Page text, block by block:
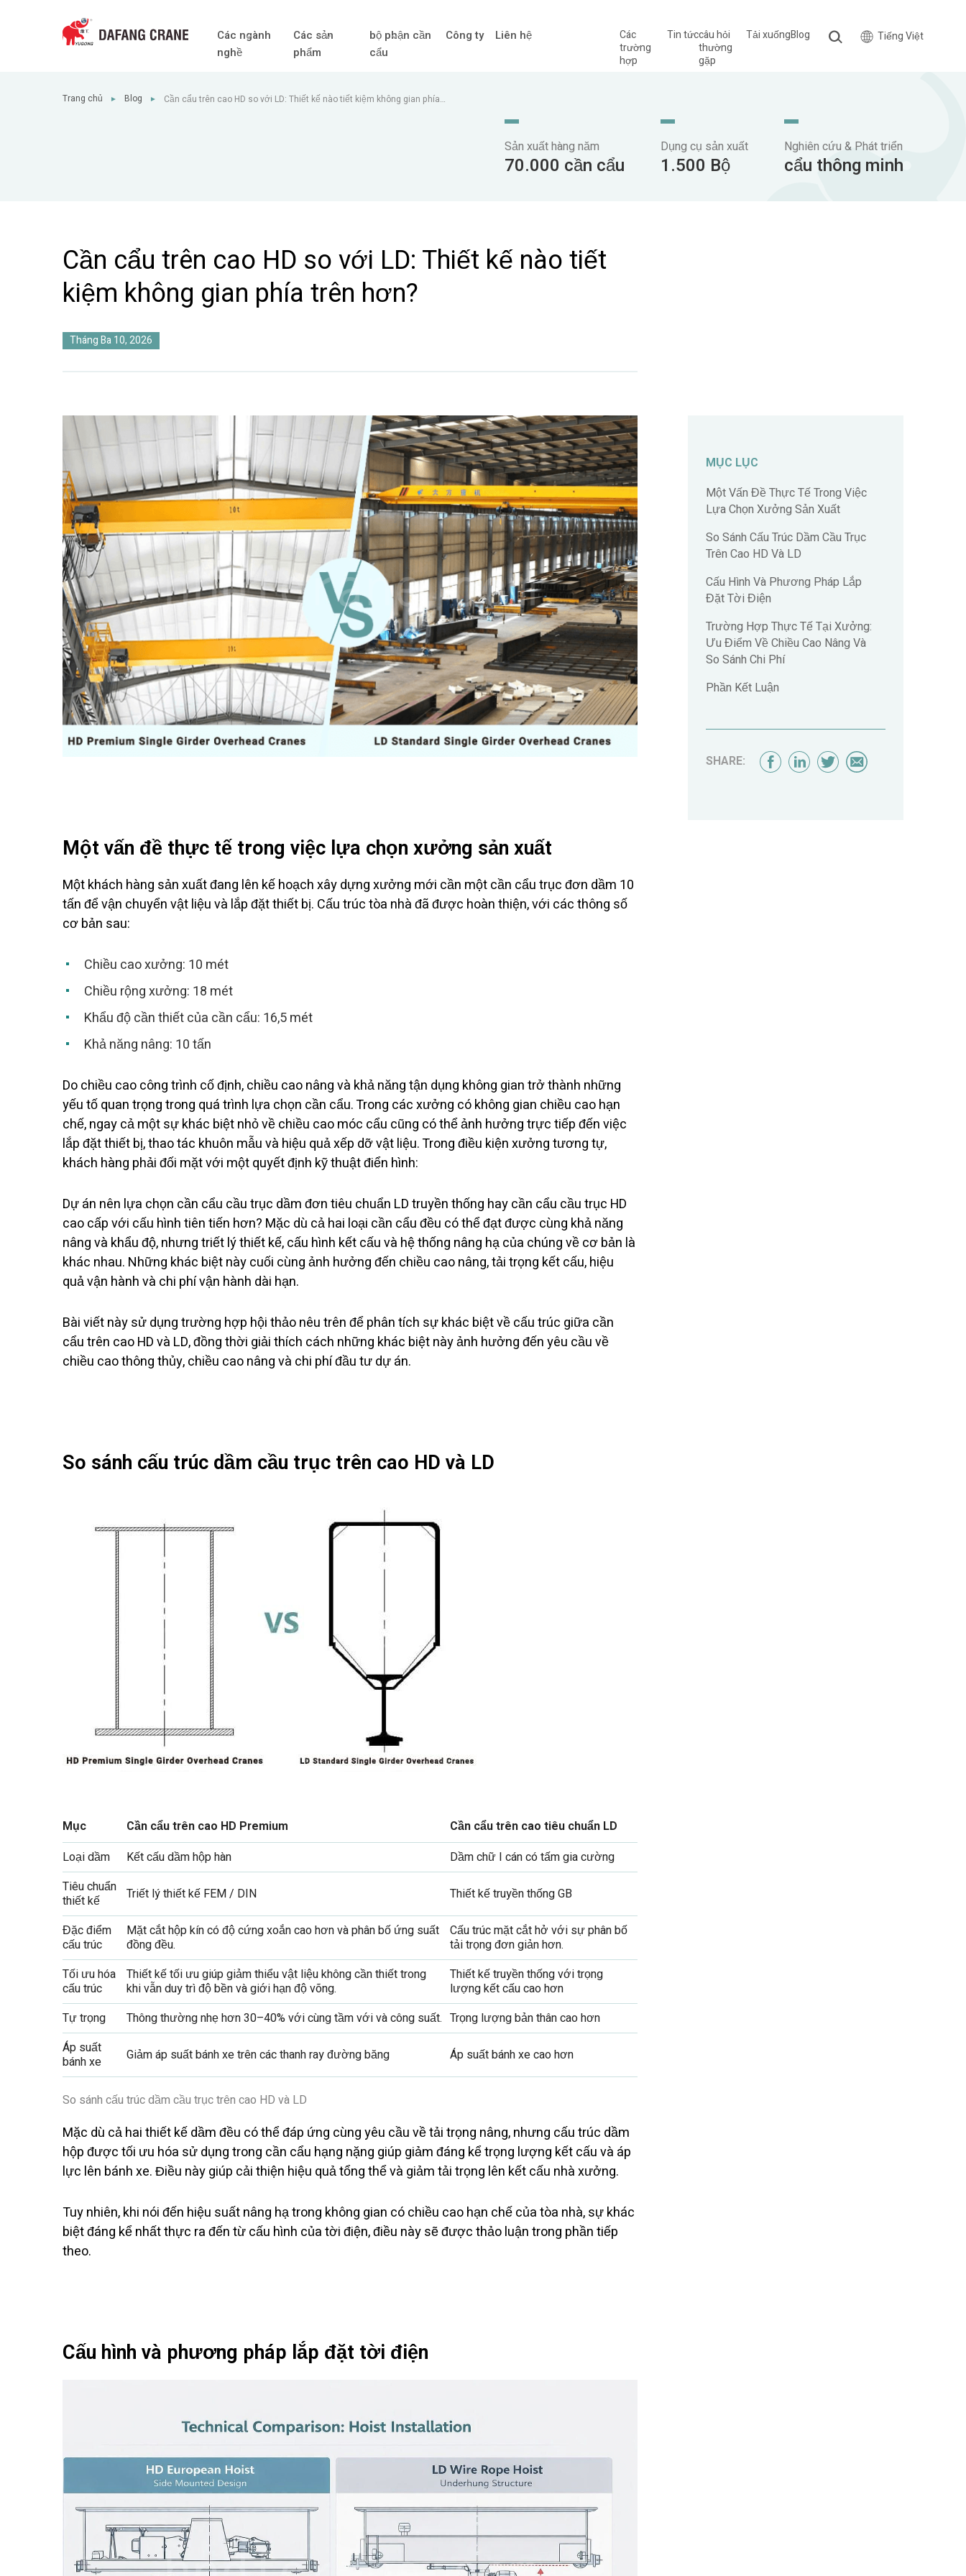
Các ngành
nghề
Các sản
phẩm
bộ phận cần
cẩu
Công ty Liên hệ
Các
trường
hợp
Tin tứccâu hỏi
thường
gặp
Tải xuốngBlog Tiếng Việt
Trang chủ ► Blog ►
Cần cẩu trên cao HD so với LD: Thiết kế nào tiết kiệm không gian phía
Sản xuất hàng năm
70.000 cần cẩu
Dụng cụ sản xuất
1.500 Bộ
Nghiên cứu & Phát triển
cẩu thông minh
Cần cẩu trên cao HD so với LD: Thiết kế nào tiết
kiệm không gian phía trên hơn?
Tháng Ba 10, 2026
MỤC LỤC
Một Vấn Đề Thực Tế Trong Việc
Lựa Chọn Xưởng Sản Xuất
So Sánh Cấu Trúc Dầm Cầu Trục
Trên Cao HD Và LD
Cấu Hình Và Phương Pháp Lắp
Đặt Tời Điện
Trường Hợp Thực Tế Tại Xưởng:
Ưu Điểm Về Chiều Cao Nâng Và
So Sánh Chi Phí
Phần Kết Luận
SHARE:
Một vấn đề thực tế trong việc lựa chọn xưởng sản xuất
Một khách hàng sản xuất đang lên kế hoạch xây dựng xưởng mới cần một cần cẩu trục đơn dầm 10
tấn để vận chuyển vật liệu và lắp đặt thiết bị. Cấu trúc tòa nhà đã được hoàn thiện, với các thông số
cơ bản sau:
Chiều cao xưởng: 10 mét
Chiều rộng xưởng: 18 mét
Khẩu độ cần thiết của cần cẩu: 16,5 mét
Khả năng nâng: 10 tấn
Do chiều cao công trình cố định, chiều cao nâng và khả năng tận dụng không gian trở thành những
yếu tố quan trọng trong quá trình lựa chọn cần cẩu. Trong các xưởng có không gian chiều cao hạn
chế, ngay cả một sự khác biệt nhỏ về chiều cao móc cẩu cũng có thể ảnh hưởng trực tiếp đến việc
lắp đặt thiết bị, thao tác khuôn mẫu và hiệu quả xếp dỡ vật liệu. Trong điều kiện xưởng tương tự,
khách hàng phải đối mặt với một quyết định kỹ thuật điển hình:
Dự án nên lựa chọn cần cẩu cầu trục dầm đơn tiêu chuẩn LD truyền thống hay cần cẩu cầu trục HD
cao cấp với cấu hình tiên tiến hơn? Mặc dù cả hai loại cần cẩu đều có thể đạt được cùng khả năng
nâng và khẩu độ, nhưng triết lý thiết kế, cấu hình kết cấu và hệ thống nâng hạ của chúng về cơ bản là
khác nhau. Những khác biệt này cuối cùng ảnh hưởng đến chiều cao nâng, tải trọng kết cấu, hiệu
quả vận hành và chi phí vận hành dài hạn.
Bài viết này sử dụng trường hợp hội thảo nêu trên để phân tích sự khác biệt về cấu trúc giữa cần
cẩu trên cao HD và LD, đồng thời giải thích cách những khác biệt này ảnh hưởng đến yêu cầu về
chiều cao thông thủy, chiều cao nâng và chi phí đầu tư dự án.
So sánh cấu trúc dầm cầu trục trên cao HD và LD
Mục Cần cẩu trên cao HD Premium
Cần cẩu trên cao tiêu chuẩn LD
Loại dầm
Kết cấu dầm hộp hàn
Dầm chữ I cán có tấm gia cường
Tiêu chuẩn
thiết kế
Triết lý thiết kế FEM / DIN Thiết kế truyền thống GB
Đặc điểm
cấu trúc
Mặt cắt hộp kín có độ cứng xoắn cao hơn và phân bố ứng suất
đồng đều.
Cấu trúc mặt cắt hở với sự phân bố
tải trọng đơn giản hơn.
Tối ưu hóa
cấu trúc
Thiết kế tối ưu giúp giảm thiểu vật liệu không cần thiết trong
khi vẫn duy trì độ bền và giới hạn độ võng.
Thiết kế truyền thống với trọng
lượng kết cấu cao hơn
Tự trọng
Thông thường nhẹ hơn 30–40% với cùng tầm với và công suất. Trọng lượng bản thân cao hơn
Áp suất
bánh xe
Giảm áp suất bánh xe trên các thanh ray đường băng Áp suất bánh xe cao hơn
So sánh cấu trúc dầm cầu trục trên cao HD và LD
Mặc dù cả hai thiết kế dầm đều có thể đáp ứng cùng yêu cầu về tải trọng nâng, nhưng cấu trúc dầm
hộp được tối ưu hóa sử dụng trong cần cẩu hạng nặng giúp giảm đáng kể trọng lượng kết cấu và áp
lực lên bánh xe. Điều này giúp cải thiện hiệu quả tổng thể và giảm tải trọng lên kết cấu nhà xưởng.
Tuy nhiên, khi nói đến hiệu suất nâng hạ trong không gian có chiều cao hạn chế của tòa nhà, sự khác
biệt đáng kể nhất thực ra đến từ cấu hình của tời điện, điều này sẽ được thảo luận trong phần tiếp
theo.
Cấu hình và phương pháp lắp đặt tời điện